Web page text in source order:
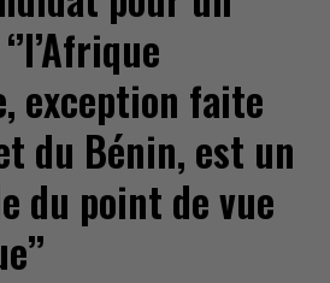
exception faite
du Bénin, est un
du point de vue